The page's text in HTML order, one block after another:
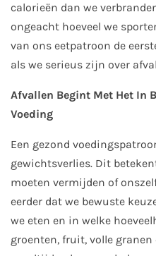
calorieën dan we
ongeacht hoeveel we
van ons eetpatroon de
als we serieus zijn over
Afvallen Begint Met Het In
Voeding
Een gezond
gewichtsverlies. Dit
moeten vermijden of
eerder dat we bewuste
we eten en in welke
groenten, fruit, volle